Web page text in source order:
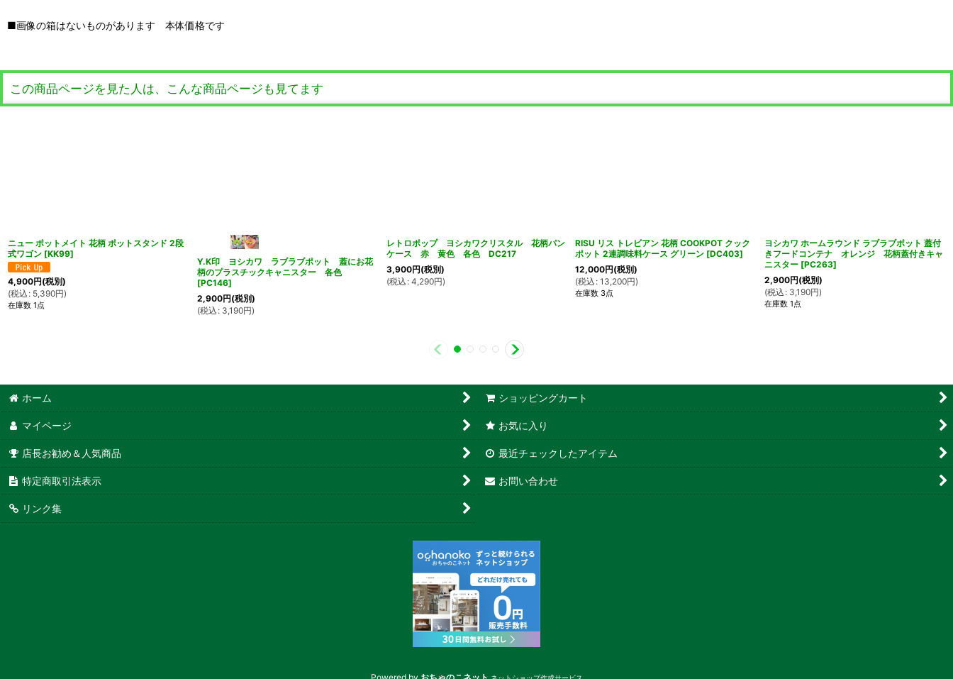
■画像の箱はないものがあります 本体価格です
この商品ページを見た人は、こんな商品ページも見てます
ニュー ポットメイト 花柄 ポットスタンド 2段
式ワゴン [KK99]
4,900円(税別)
(税込 : 5,390円)
在庫数 1点
Y.K印 ヨシカワ ラブラブポット 蓋にお花
柄のプラスチックキャニスター 各色
[PC146]
2,900円(税別)
(税込 : 3,190円)
レトロポップ ヨシカワクリスタル 花柄パン
ケース 赤 黄色 各色 DC217
3,900円(税別)
(税込 : 4,290円)
RISU リス トレビアン 花柄 COOKPOT クック
ポット 2連調味料ケース グリーン [DC403]
12,000円(税別)
(税込 : 13,200円)
在庫数 3点
ヨシカワ ホームラウンド ラブラブポット 蓋付
きフードコンテナ オレンジ 花柄蓋付きキャ
ニスター [PC263]
2,900円(税別)
(税込 : 3,190円)
在庫数 1点
ホーム ショッピングカート
マイページ お気に入り
店長お勧め＆人気商品 最近チェックしたアイテム
特定商取引法表示 お問い合わせ
リンク集